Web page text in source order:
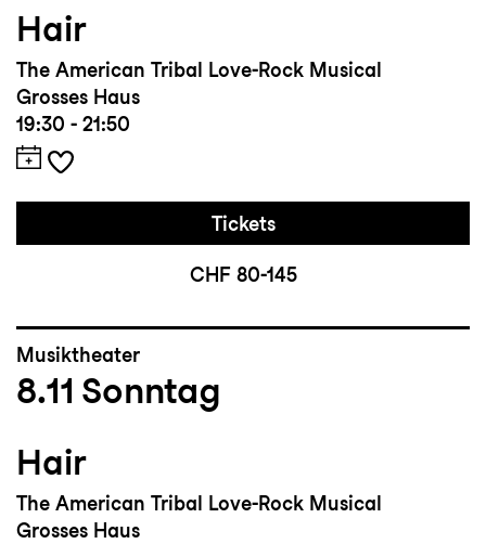
Hair
The American Tribal Love-Rock Musical
Grosses Haus
19:30 - 21:50
Tickets
CHF 80-145
Musiktheater
8.11 Sonntag
Hair
The American Tribal Love-Rock Musical
Grosses Haus